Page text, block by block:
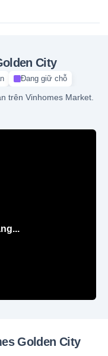
City
Đang giữ chỗ
trên Vinhomes Market.
Golden City